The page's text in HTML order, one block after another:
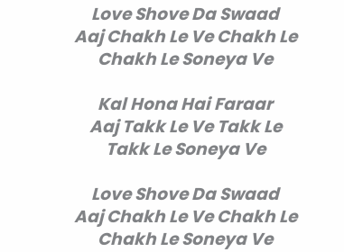
Love Shove Da Swaad
Aaj Chakh Le Ve Chakh Le
Chakh Le Soneya Ve
Kal Hona Hai Faraar
Aaj Takk Le Ve Takk Le
Takk Le Soneya Ve
Love Shove Da Swaad
Aaj Chakh Le Ve Chakh Le
Chakh Le Soneya Ve